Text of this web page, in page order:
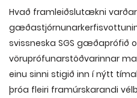
Hvað framleiðslutækni varðar
svissneska SGS gæðaprófið
vöruprófunarstöðvarinnar
einu sinni stigið inn í nýtt
þróa fleiri framúrskarandi